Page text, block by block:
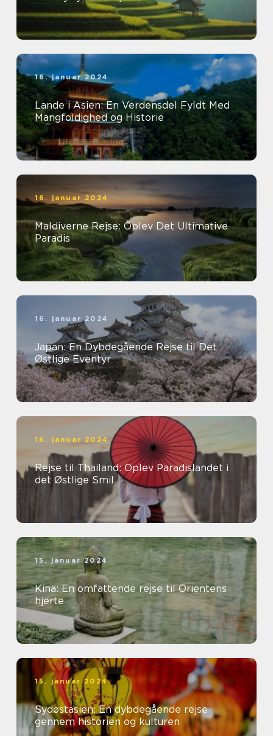
16. januar 2024
Lande i Asien: En Verdensdel Fyldt Med
Mangfoldighed og Historie
16. januar 2024
Maldiverne Rejse: Oplev Det Ultimative
Paradis
16. januar 2024
Japan: En Dybdegående Rejse til Det
Østlige Eventyr
16. januar 2024
Rejse til Thailand: Oplev Paradislandet i
det Østlige Smil
15. januar 2024
Kina: En omfattende rejse til Orientens
hjerte
15. januar 2024
Sydøstasien: En dybdegående rejse
gennem historien og kulturen